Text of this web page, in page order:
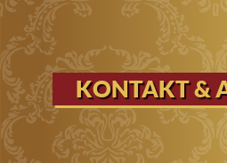
KONTAKT &